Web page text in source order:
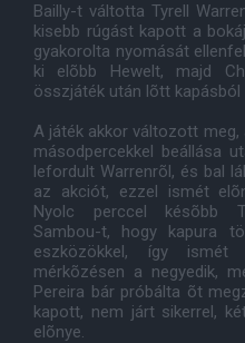
Bailly-t váltotta Tyrell
kisebb rúgást kapott a
gyakorolta nyomását
ki elõbb Hewelt, majd
összjáték után lõtt kapásból
A játék akkor változott meg,
másodpercekkel beállása
lefordult Warrenrõl, és bal
az akciót, ezzel ismét
Nyolc perccel késõbb
Sambou-t, hogy kapura
eszközökkel, így ismét
mérkõzésen a negyedik,
Pereira bár próbálta õt
kapott, nem járt sikerrel,
elõnye.